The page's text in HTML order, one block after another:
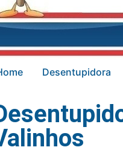
Desentupidora